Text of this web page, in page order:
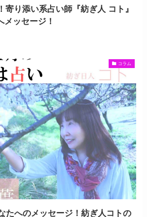
寄り添い系占い師『紡ぎ人 コト』
メッセージ！
コラム
たへのメッセージ！紡ぎ人コトの